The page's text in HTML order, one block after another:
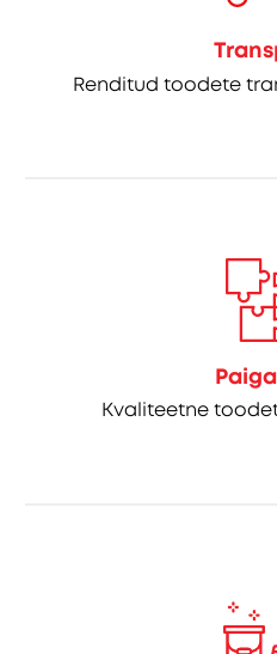
Renditud toodete
Kvaliteetne